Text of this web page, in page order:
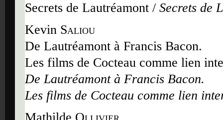
Secrets de Lautréamont / Secrets de
Kevin Saliou
De Lautréamont à Francis Bacon.
Les films de Cocteau comme lien
De Lautréamont à Francis Bacon.
Les films de Cocteau comme lien